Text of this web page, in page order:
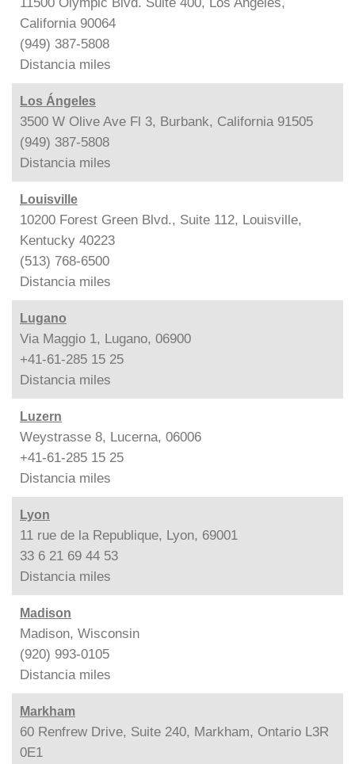
California 90064
(949) 387-5808
Distancia miles
Los Ángeles
3500 W Olive Ave Fl 3, Burbank, California 91505
(949) 387-5808
Distancia miles
Louisville
10200 Forest Green Blvd., Suite 112, Louisville,
Kentucky 40223
(513) 768-6500
Distancia miles
Lugano
Via Maggio 1, Lugano, 06900
+41-61-285 15 25
Distancia miles
Luzern
Weystrasse 8, Lucerna, 06006
+41-61-285 15 25
Distancia miles
Lyon
11 rue de la Republique, Lyon, 69001
33 6 21 69 44 53
Distancia miles
Madison
Madison, Wisconsin
(920) 993-0105
Distancia miles
Markham
60 Renfrew Drive, Suite 240, Markham, Ontario L3R
0E1